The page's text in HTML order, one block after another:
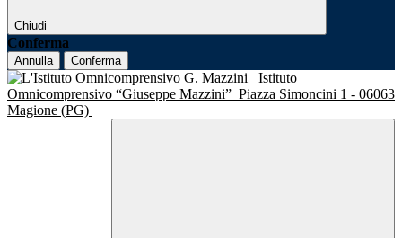
Chiudi
Conferma
Annulla Conferma
Istituto
Omnicomprensivo “Giuseppe Mazzini” Piazza Simoncini 1 - 06063
Magione (PG)